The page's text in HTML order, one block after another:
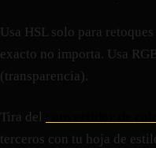
Usa HSL solo para
exacto no importa. Usa
(transparencia).
Tira del
terceros con tu hoja de